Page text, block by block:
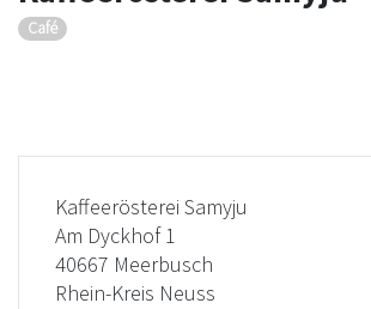
Café
Kaffeerösterei Samyju
Am Dyckhof 1
40667 Meerbusch
Rhein-Kreis Neuss